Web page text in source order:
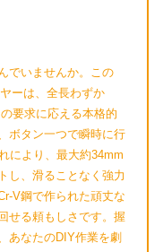
でいませんか。この
ーは、全長わずか
要求に応える本格的
ボタン一つで瞬時に行
により、最大約34mm
し、滑ることなく強力
V鋼で作られた頑丈な
せる頼もしさです。握
あなたのDIY作業を劇